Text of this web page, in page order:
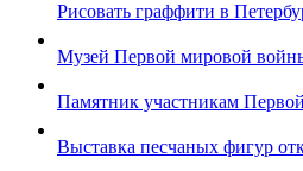
Рисовать граффити в
Музей Первой мировой
Памятник участникам
Выставка песчаных фигур